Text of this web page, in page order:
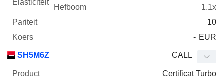
1.1x
10
- EUR
SH5M6Z CALL
Certificat Turbo